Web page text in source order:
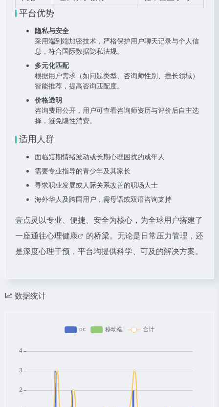
平台优势
隐私与安全
采用端到端加密技术，严格保护用户聊天记录与个人信
息，符合国际数据隐私法规。
多元化匹配
根据用户需求（如问题类型、咨询师性别、擅长领域）
智能推荐，提高咨询匹配度。
价格透明
咨询费用公开，用户可查看咨询师资历与评价后自主选
择，避免隐性消费。
适用人群
面临短期情绪波动或长期心理困扰的成年人
需要专业指导的青少年及其家长
寻求职业发展或人际关系改善的职场人士
海外华人及跨国用户，需母语或双语咨询支持
壹点灵以专业、便捷、安全为核心，为全球用户搭建了
一座通往心理健康
的桥梁。无论是日常压力管理，还
是深度心理干预，平台均提供科学、可及的解决方案。
数据统计